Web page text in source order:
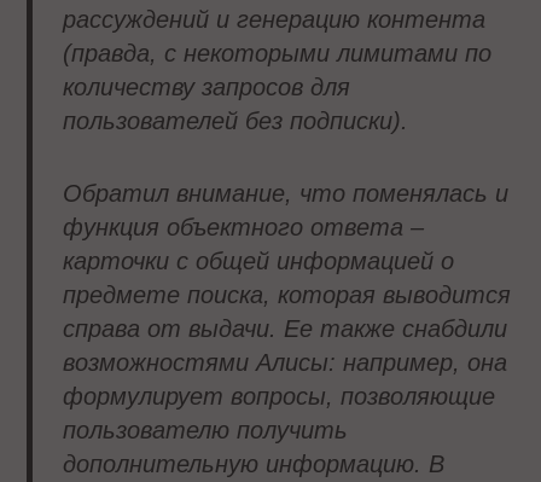
рассуждений и генерацию контента
(правда, с некоторыми лимитами по
количеству запросов для
пользователей без подписки).
Обратил внимание, что поменялась и
функция объектного ответа –
карточки с общей информацией о
предмете поиска, которая выводится
справа от выдачи. Ее также снабдили
возможностями Алисы: например, она
формулирует вопросы, позволяющие
пользователю получить
дополнительную информацию. В